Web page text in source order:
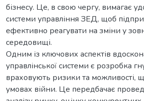
бізнесу. Це, в свою чергу, вимагає
системи управління ЗЕД, щоб
ефективно реагувати на зміни у
середовищі.
Одним із ключових аспектів
управлінської системи є розробка
враховують ризики та можливості,
умовах війни. Це передбачає